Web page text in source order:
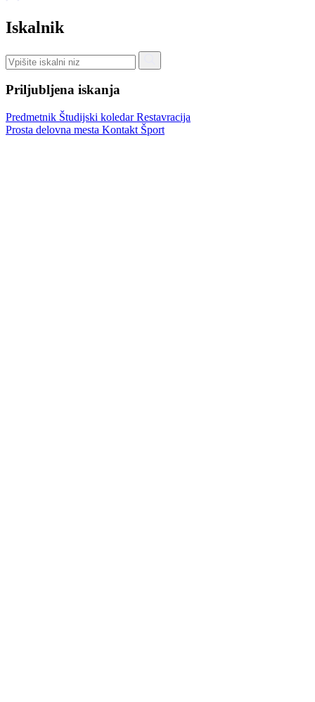
Iskalnik
Priljubljena iskanja
Predmetnik Študijski koledarRestavracija
Prosta delovna mesta Kontakt Šport